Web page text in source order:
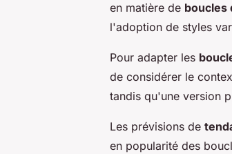
en matière de boucles
l'adoption de styles
Pour adapter les
de considérer le
tandis qu'une version
Les prévisions de
en popularité des